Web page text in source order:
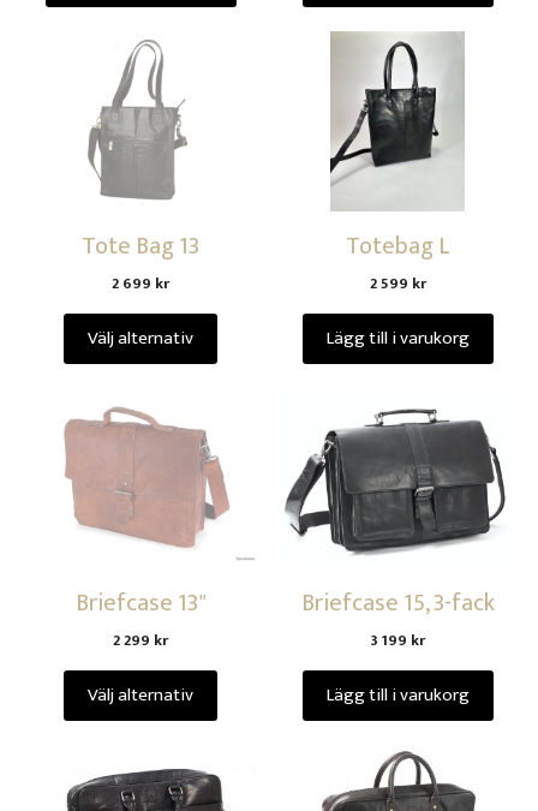
Tote Bag 13
2 699 kr
Välj alternativ
Totebag L
2 599 kr
Lägg till i varukorg
Briefcase 13"
2 299 kr
Välj alternativ
Briefcase 15, 3-fack
3 199 kr
Lägg till i varukorg